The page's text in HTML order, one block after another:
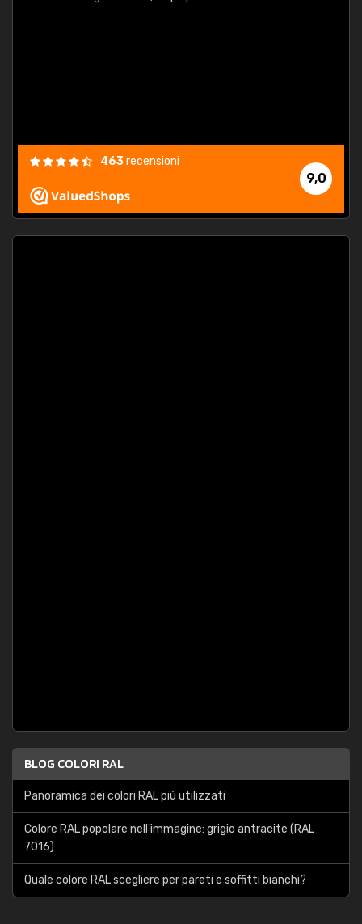
9,0
463recensioni
BLOG COLORI RAL
Panoramica dei colori RAL più utilizzati
Colore RAL popolare nell'immagine: grigio antracite (RAL
7016)
Quale colore RAL scegliere per pareti e soffitti bianchi?